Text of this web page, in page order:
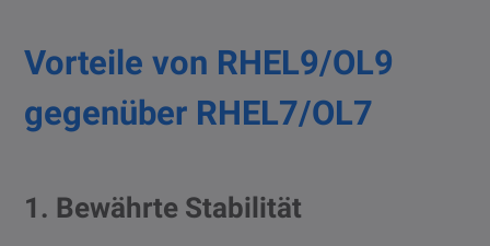
Vorteile von RHEL9/OL9
gegenüber RHEL7/OL7
1. Bewährte Stabilität